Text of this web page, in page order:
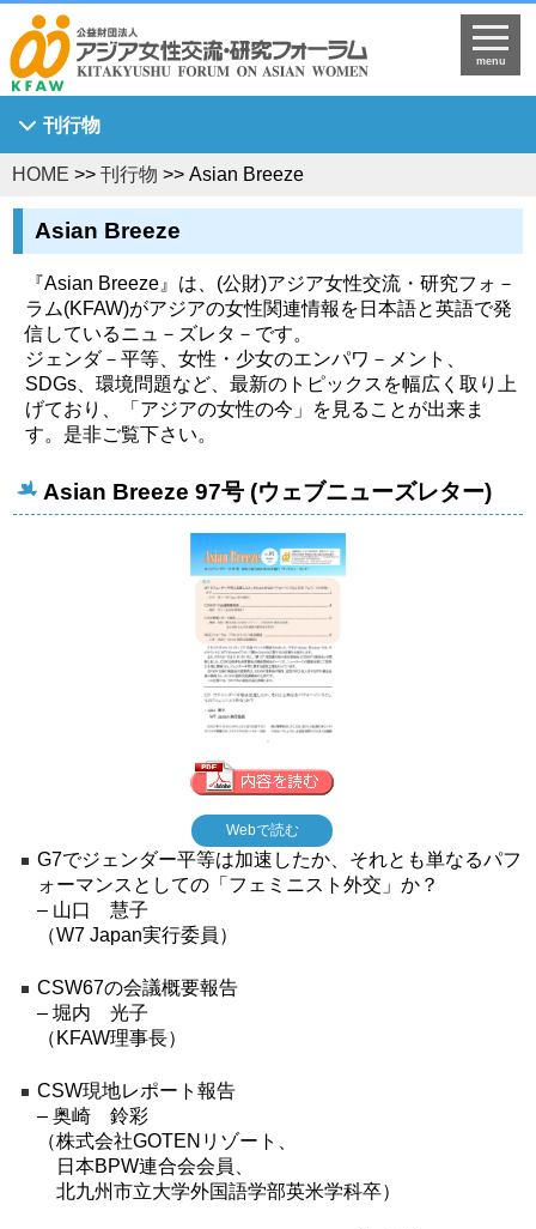
menu
刊行物
Asian Breeze
アジア女性研究
KFAW調査研究報告書
Journal of Asian Women's Studies
KFAW客員研究員研究報告書
世界中のひまわり姫へ
HOME >> 刊行物 >> Asian Breeze
Asian Breeze
『Asian Breeze』は、(公財)アジア女性交流・研究フォ－
ラム(KFAW)がアジアの女性関連情報を日本語と英語で発
信しているニュ－ズレタ－です。
ジェンダ－平等、女性・少女のエンパワ－メント、
SDGs、環境問題など、最新のトピックスを幅広く取り上
げており、「アジアの女性の今」を見ることが出来ま
す。是非ご覧下さい。
Asian Breeze 97号 (ウェブニューズレター)
Webで読む
G7でジェンダー平等は加速したか、それとも単なるパフ
ォーマンスとしての「フェミニスト外交」か？
– 山口 慧子
（W7 Japan実行委員）
CSW67の会議概要報告
– 堀内 光子
（KFAW理事長）
CSW現地レポート報告
– 奥崎 鈴彩
（株式会社GOTENリゾート、
日本BPW連合会会員、
北九州市立大学外国語学部英米学科卒）